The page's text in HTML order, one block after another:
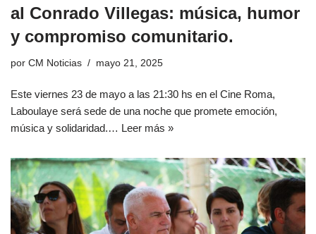
al Conrado Villegas: música, humor
y compromiso comunitario.
por CM Noticias mayo 21, 2025
Este viernes 23 de mayo a las 21:30 hs en el Cine Roma,
Laboulaye será sede de una noche que promete emoción,
música y solidaridad.… Leer más »